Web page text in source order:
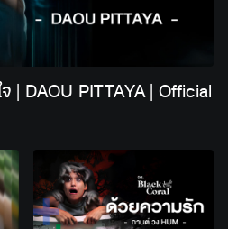
| DAOU PITTAYA | Official